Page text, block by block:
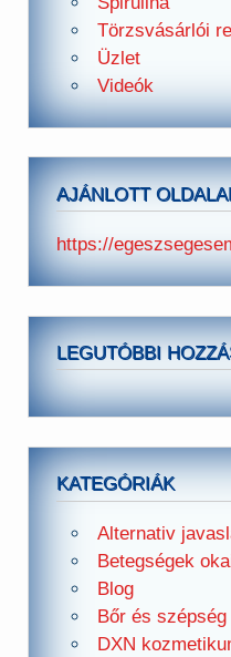
Törzsvásárlói
Üzlet
Videók
AJÁNLOTT
https://
LEGUTÓBBI
KATEGÓRIÁK
Alternativ
Betegségek
Blog
Bőr és szépség
DXN